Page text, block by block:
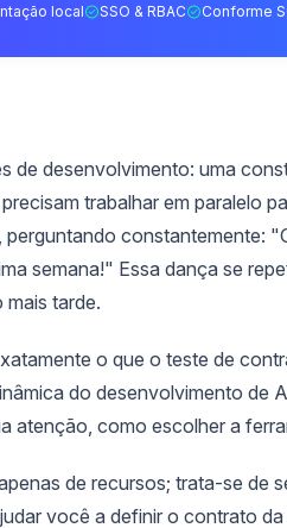
local SSO & RBAC Conforme
de desenvolvimento: uma
trabalhar em paralelo
constantemente:
semana!" Essa dança se
tarde.
o que o teste de
do desenvolvimento de
atenção, como escolher a
de recursos; trata-se de
você a definir o contrato